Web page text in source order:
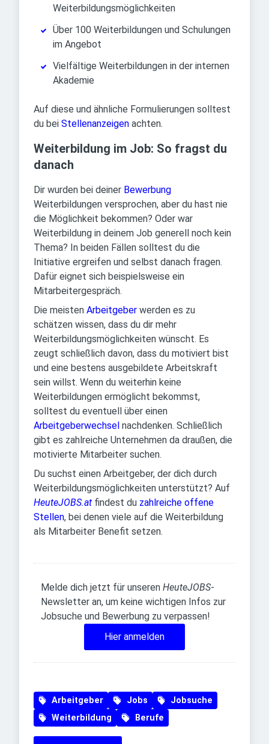
Weiterbildungsmöglichkeiten
Über 100 Weiterbildungen und Schulungen
im Angebot
Vielfältige Weiterbildungen in der internen
Akademie
Auf diese und ähnliche Formulierungen solltest
du bei Stellenanzeigen achten.
Weiterbildung im Job: So fragst du
danach
Dir wurden bei deiner Bewerbung
Weiterbildungen versprochen, aber du hast nie
die Möglichkeit bekommen? Oder war
Weiterbildung in deinem Job generell noch kein
Thema? In beiden Fällen solltest du die
Initiative ergreifen und selbst danach fragen.
Dafür eignet sich beispielsweise ein
Mitarbeitergespräch.
Die meisten Arbeitgeber werden es zu
schätzen wissen, dass du dir mehr
Weiterbildungsmöglichkeiten wünscht. Es
zeugt schließlich davon, dass du motiviert bist
und eine bestens ausgebildete Arbeitskraft
sein willst. Wenn du weiterhin keine
Weiterbildungen ermöglicht bekommst,
solltest du eventuell über einen
Arbeitgeberwechsel nachdenken. Schließlich
gibt es zahlreiche Unternehmen da draußen, die
motivierte Mitarbeiter suchen.
Du suchst einen Arbeitgeber, der dich durch
Weiterbildungsmöglichkeiten unterstützt? Auf
HeuteJOBS.at findest du zahlreiche offene
Stellen, bei denen viele auf die Weiterbildung
als Mitarbeiter Benefit setzen.
Melde dich jetzt für unseren HeuteJOBS-
Newsletter an, um keine wichtigen Infos zur
Jobsuche und Bewerbung zu verpassen!
Hier anmelden
Arbeitgeber Jobs
Jobsuche
Weiterbildung
Berufe